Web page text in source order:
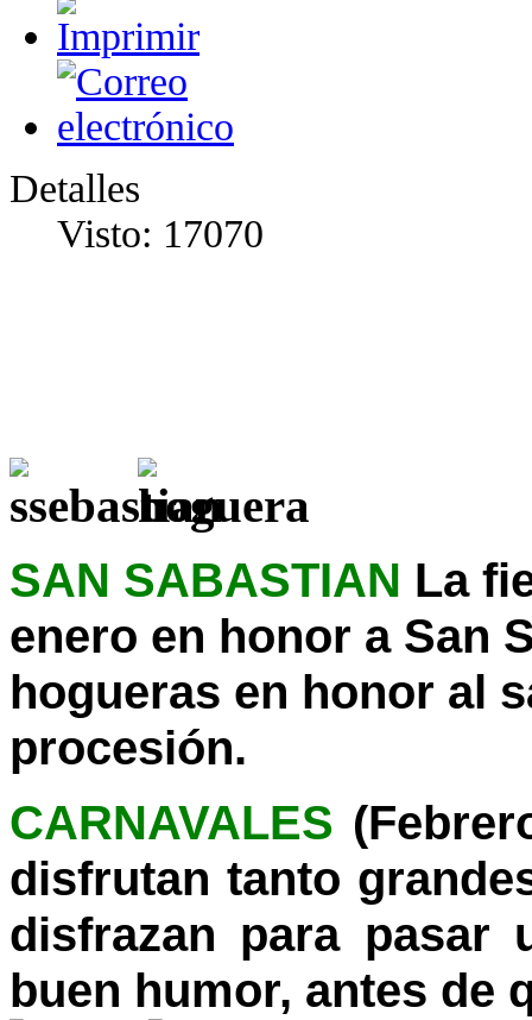
Detalles
Visto: 17070
SAN SABASTIAN La
enero en honor a San
hogueras en honor al
procesión.
CARNAVALES
disfrutan tanto
disfrazan para pasar
buen humor, antes de